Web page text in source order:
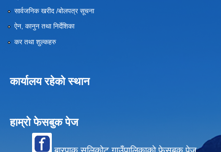
सार्वजनिक खरीद /बोलपत्र सूचना
ऐन, कानुन तथा निर्देशिका
कर तथा शुल्कहरु
कार्यालय रहेको स्थान
हाम्रो फेसबुक पेज